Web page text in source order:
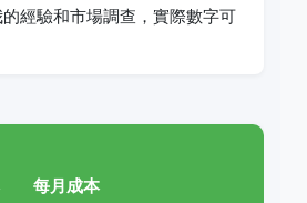
經驗和市場調查，實際數字可
每月成本